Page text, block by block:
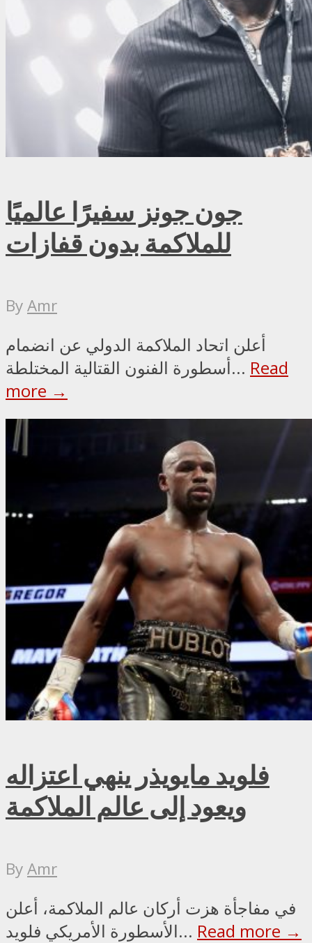
جون جونز سفيرًا عالميًا
للملاكمة بدون قفازات
ByAmr
أعلن اتحاد الملاكمة الدولي عن انضمام
أسطورة الفنون القتالية المختلطة... Read
more →
فلويد مايويذر ينهي اعتزاله
ويعود إلى عالم الملاكمة
ByAmr
في مفاجأة هزت أركان عالم الملاكمة، أعلن
الأسطورة الأمريكي فلويد... Read more →